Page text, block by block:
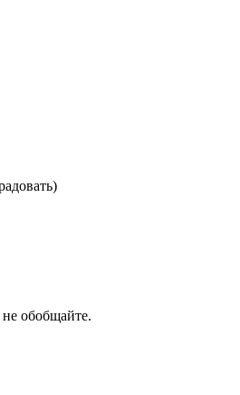
обобщайте.